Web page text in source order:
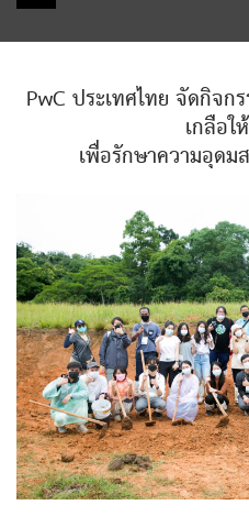
PwC ประเทศไทย จัดกิจก
เกลือใ
เพื่อรักษาความอุด